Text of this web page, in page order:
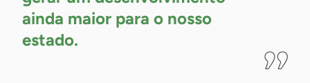
ainda maior para o nosso
estado.